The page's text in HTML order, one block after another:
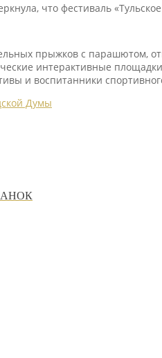
что фестиваль
прыжков с парашютом,
интерактивные
и воспитанники
Думы